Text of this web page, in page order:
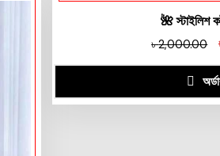
🌺 স্টাইলিশ
৳2,000.00